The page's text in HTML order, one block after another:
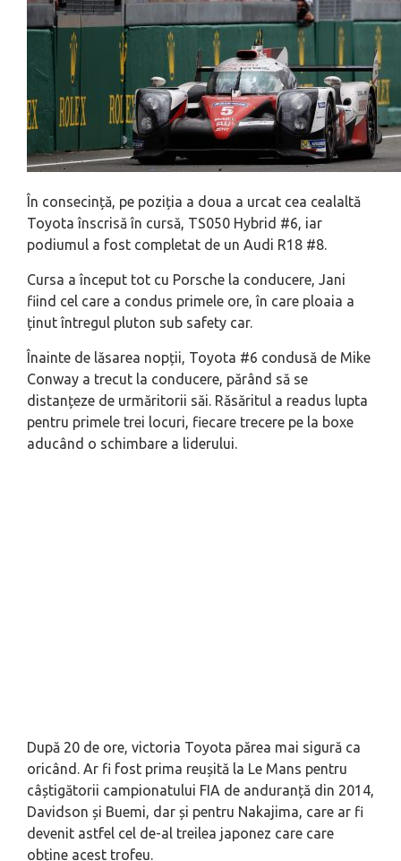
În consecință, pe poziția a doua a urcat cea cealaltă
Toyota înscrisă în cursă, TS050 Hybrid #6, iar
podiumul a fost completat de un Audi R18 #8.
Cursa a început tot cu Porsche la conducere, Jani
fiind cel care a condus primele ore, în care ploaia a
ținut întregul pluton sub safety car.
Înainte de lăsarea nopții, Toyota #6 condusă de Mike
Conway a trecut la conducere, părând să se
distanțeze de urmăritorii săi. Răsăritul a readus lupta
pentru primele trei locuri, fiecare trecere pe la boxe
aducând o schimbare a liderului.
După 20 de ore, victoria Toyota părea mai sigură ca
oricând. Ar fi fost prima reușită la Le Mans pentru
câștigătorii campionatului FIA de anduranță din 2014,
Davidson și Buemi, dar și pentru Nakajima, care ar fi
devenit astfel cel de-al treilea japonez care care
obține acest trofeu.